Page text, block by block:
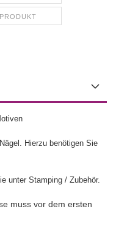
Hierzu benötigen Sie
unter Stamping / Zubehör.
muss vor dem ersten